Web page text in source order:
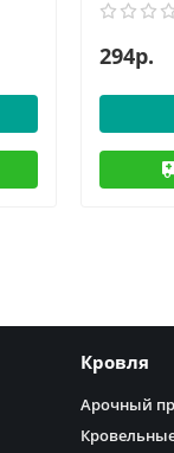
294р.
Кровля
Арочный